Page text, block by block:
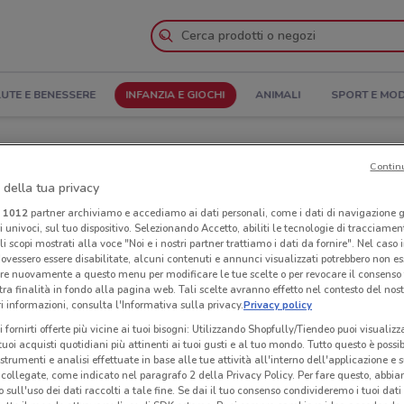
E BENESSERE INFANZIA E GIOCHI ANIMALI SPORT E
Orari di apertura e Indirizzi
Negozi Faber-Castell a Rivarolo Canavese
della tua privacy
1012partner archiviamo e accediamo ai dati personali, come i dati di navigazione
sul tuo dispositivo. Selezionando Accetto, abiliti le tecnologie di
scopi mostrati alla voce "Noi e i nostri partner trattiamo i dati da fornire". Nel caso
essere disabilitate, alcuni contenuti e annunci visualizzati potrebbero non
nuovamente a questo menu per modificare le tue scelte o per revocare il
finalità in fondo alla pagina web. Tali scelte avranno effetto nel contesto del
informazioni, consulta l'Informativa sulla privacy.Privacy policy
fornirti offerte più vicine ai tuoi bisogni: Utilizzando Shopfully/Tiendeo puoi
acquisti quotidiani più attinenti ai tuoi gusti e al tuo mondo. Tutto questo è
e analisi effettuate in base alle tue attività all'interno dell'applicazione e
come indicato nel paragrafo 2 della Privacy Policy. Per fare questo,
sull'uso dei dati raccolti a tale fine. Se dai il tuo consenso condivideremo i tuoi dati